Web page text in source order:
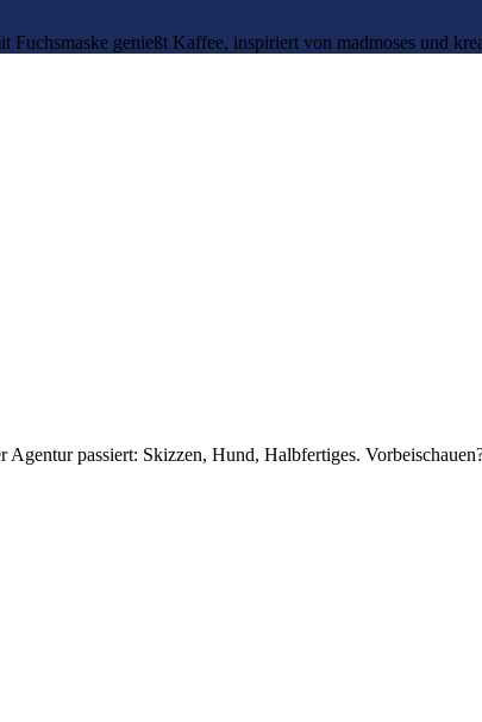
passiert: Skizzen, Hund, Halbfertiges.